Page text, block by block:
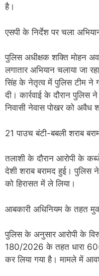
है।
एसपी के निर्देश पर चला
पुलिस अधीक्षक शक्ति मोहन
लगातार अभियान चलाया जा
सिंह के नेतृत्व में पुलिस टीम ने
दी। कार्रवाई के दौरान पुलिस ने
निवासी नेवास पोखर को अवैध
21 पाउच बंटी-बबली शराब
तलाशी के दौरान आरोपी के
देशी शराब बरामद हुई। पुलिस
को हिरासत में ले लिया।
आबकारी अधिनियम के तहत
पुलिस के अनुसार आरोपी के
180/2026 के तहत धारा
कर लिया गया है। मामले में